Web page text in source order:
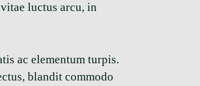
luctus arcu, in
ac elementum turpis.
blandit commodo